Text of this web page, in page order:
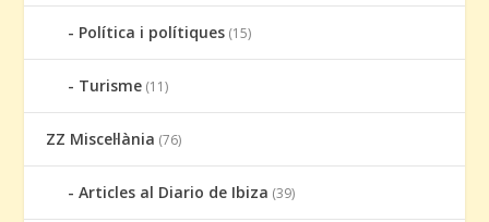
Política i polítiques (15)
Turisme (11)
ZZ Miscel·lània (76)
Articles al Diario de Ibiza (39)